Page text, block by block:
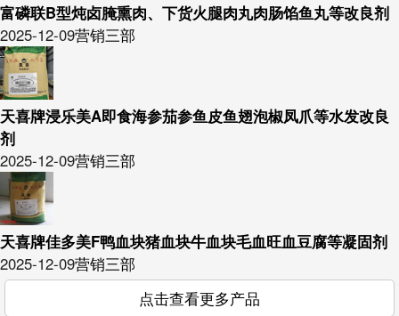
富磷联B型炖卤腌熏肉、下货火腿肉丸肉肠馅鱼丸等改良剂
2025-12-09营销三部
天喜牌浸乐美A即食海参茄参鱼皮鱼翅泡椒凤爪等水发改良
剂
2025-12-09营销三部
天喜牌佳多美F鸭血块猪血块牛血块毛血旺血豆腐等凝固剂
2025-12-09营销三部
点击查看更多产品